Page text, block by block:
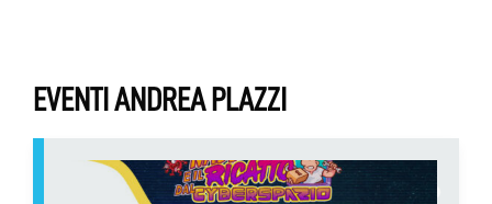
EVENTI ANDREA PLAZZI